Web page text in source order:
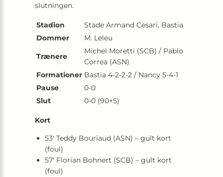
slutningen.
Stadion
Stade Armand Cesari, Bastia
Dommer
M. Leleu
Trænere
Michel Moretti (SCB) / Pablo
Correa (ASN)
Formationer Bastia 4-2-2-2 / Nancy 5-4-1
Pause
0-0
Slut
0-0 (90+5)
Kort
53′ Teddy Bouriaud (ASN) – gult kort
(foul)
57′ Florian Bohnert (SCB) – gult kort
(foul)